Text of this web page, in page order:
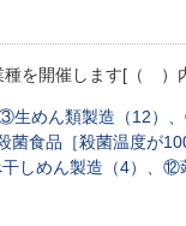
を開催します[（ ）
めん類製造（12）
菌食品［殺菌温度が
しめん製造（4）、⑫